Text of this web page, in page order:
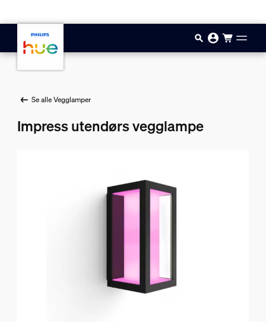
Se alle Vegglamper
Impress utendørs vegglampe